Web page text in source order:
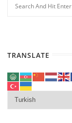
TRANSLATE